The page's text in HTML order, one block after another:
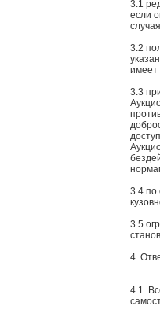
3.1
если
3.2
имеет
3.3
3.4 по
3.5
4.
4.1.